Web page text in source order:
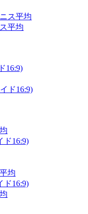
ス平均
平均
16:9)
ド16:9)
ド16:9)
均
ド16:9)